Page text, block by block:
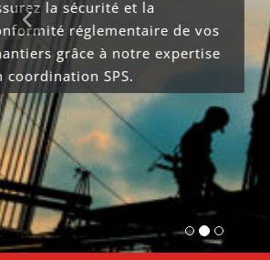
ACEPI propose une
formations dans le
sécurité, sûreté des
personnes